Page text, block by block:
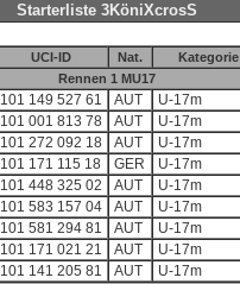
Starterliste 3KöniXcrosS
UCI-ID Nat. Kategorie
Rennen 1 MU17
101 149 527 61 AUT U-17m
101 001 813 78 AUT U-17m
101 272 092 18 AUT U-17m
101 171 115 18 GER U-17m
101 448 325 02 AUT U-17m
101 583 157 04 AUT U-17m
101 581 294 81 AUT U-17m
101 171 021 21 AUT U-17m
101 141 205 81 AUT U-17m